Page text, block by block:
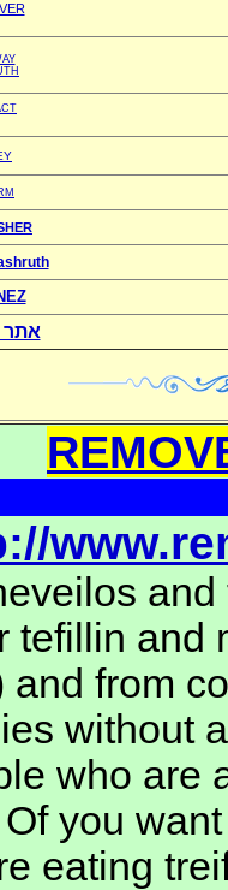
אתר
tefillin and
and from
without
who are
you
eating